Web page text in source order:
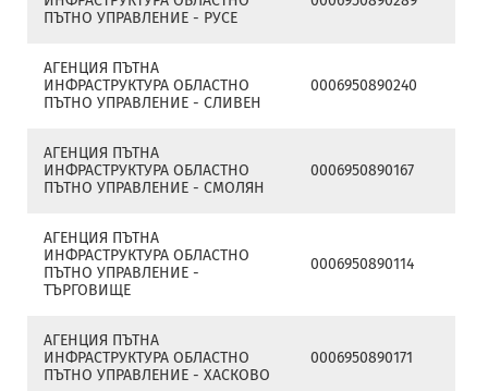
ПЪТНО УПРАВЛЕНИЕ - РУСЕ
АГЕНЦИЯ ПЪТНА
ИНФРАСТРУКТУРА ОБЛАСТНО
ПЪТНО УПРАВЛЕНИЕ - СЛИВЕН
0006950890240
АГЕНЦИЯ ПЪТНА
ИНФРАСТРУКТУРА ОБЛАСТНО
ПЪТНО УПРАВЛЕНИЕ - СМОЛЯН
0006950890167
АГЕНЦИЯ ПЪТНА
ИНФРАСТРУКТУРА ОБЛАСТНО
ПЪТНО УПРАВЛЕНИЕ -
ТЪРГОВИЩЕ
0006950890114
АГЕНЦИЯ ПЪТНА
ИНФРАСТРУКТУРА ОБЛАСТНО
ПЪТНО УПРАВЛЕНИЕ - ХАСКОВО
0006950890171